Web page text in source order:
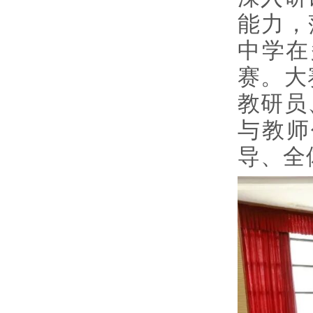
能力
中学
赛。
教研
与教
导、